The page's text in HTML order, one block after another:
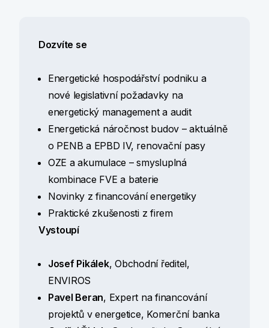
Dozvíte se
Energetické hospodářství podniku a
nové legislativní požadavky na
energetický management a audit
Energetická náročnost budov – aktuálně
o PENB a EPBD IV, renovační pasy
OZE a akumulace – smysluplná
kombinace FVE a baterie
Novinky z financování energetiky
Praktické zkušenosti z firem
Vystoupí
Josef Pikálek, Obchodní ředitel,
ENVIROS
Pavel Beran, Expert na financování
projektů v energetice, Komerční banka